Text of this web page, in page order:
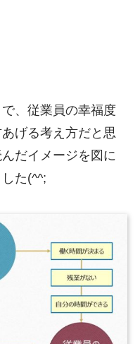
、従業員の幸福度
げる考え方だと思
だイメージを図に
た(^^;